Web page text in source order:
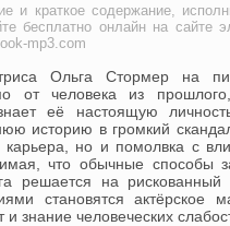
и краткое содержание,
бесплатно онлайн на сайте
mp3.com
Ольга Стормер на
от человека из
её настоящую
историю в громкий
но и помолвка с
что обычные способы
решается на рискованный
становятся актёрское
знание человеческих